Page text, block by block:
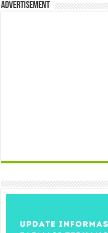
Advertisement